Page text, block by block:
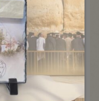
החיד"א-
"פנחס"-